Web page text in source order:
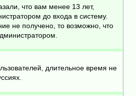
что вам менее 13 лет,
до входа в систему.
не получено, то возможно, что
длительное время не